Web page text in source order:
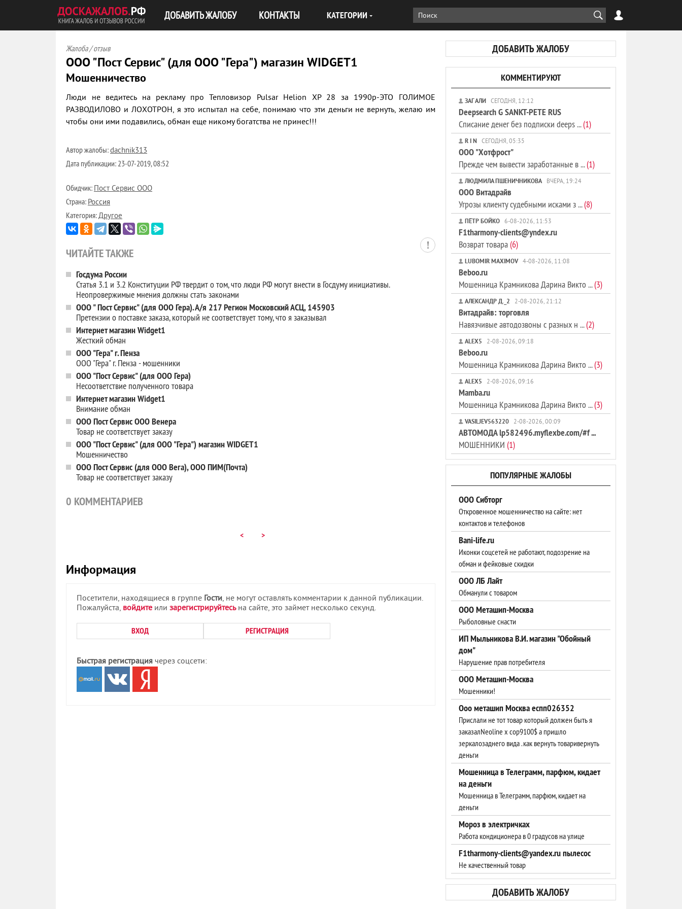
ДОБАВИТЬ ЖАЛОБУ КОНТАКТЫ КАТЕГОРИИ
ДОБАВИТЬ ЖАЛОБУ
Жалоба / отзыв
ООО "Пост Сервис" (для ООО "Гера") магазин WIDGET1
Мошенничество
Люди не ведитесь на рекламу про Тепловизор Pulsar Helion XP 28 за 1990р-ЭТО ГОЛИМОЕ
РАЗВОДИЛОВО и ЛОХОТРОН, я это испытал на себе, понимаю что эти деньги не вернуть, желаю им
чтобы они ими подавились, обман еще никому богатства не принес!!!
Автор жалобы:dachnik313
Дата публикации: 23-07-2019, 08:52
Обидчик:Пост Сервис ООО
Страна:Россия
Категория:Другое
ЧИТАЙТЕ ТАКЖЕ
Госдума России
Статья 3.1 и 3.2 Конституции РФ твердит о том, что люди РФ могут внести в Госдуму инициативы.
Неопровержимые мнения должны стать законами
ООО " Пост Сервис" (для ООО Гера). А/я 217 Регион Московский АСЦ, 145903
Претензии о поставке заказа, который не соответствует тому, что я заказывал
Интернет магазин Widget1
Жесткий обман
ООО "Гера" г. Пенза
ООО "Гера" г. Пенза - мошенники
ООО "Пост Сервис" (для ООО Гера)
Несоответствие полученного товара
Интернет магазин Widget1
Внимание обман
ООО Пост Сервис ООО Венера
Товар не соответствует заказу
ООО "Пост Сервис" (для ООО "Гера") магазин WIDGET1
Мошенничество
ООО Пост Сервис (для ООО Вега), ООО ПИМ(Почта)
Товар не соответствует заказу
0 КОММЕНТАРИЕВ
< >
Информация
Посетители, находящиеся в группе Гости, не могут оставлять комментарии к данной публикации.
Пожалуйста, войдите или зарегистрируйтесьна сайте, это займет несколько секунд.
ВХОД РЕГИСТРАЦИЯ
Быстрая регистрация через соцсети:
КОММЕНТИРУЮТ
ЗАГ АЛИ СЕГОДНЯ, 12:12
Deepsearch G SANKT-PETE RUS
Списание денег без подписки deeps ...(1)
R I N СЕГОДНЯ, 05:35
ООО "Хотфрост"
Прежде чем вывести заработанные в ...(1)
ЛЮДМИЛА ПШЕНИЧНИКОВА ВЧЕРА, 19:24
ООО Витадрайв
Угрозы клиенту судебными исками з ...(8)
ПЁТР БОЙКО 6-08-2026, 11:53
F1tharmony-clients@yndex.ru
Возврат товара(6)
LUBOMIR MAXIMOV 4-08-2026, 11:08
Beboo.ru
Мошенница Крамникова Дарина Викто ...(3)
АЛЕКСАНДР Д._2 2-08-2026, 21:12
Витадрайв: торговля
Навязчивые автодозвоны с разных н ...(2)
ALEX5 2-08-2026, 09:18
Beboo.ru
Мошенница Крамникова Дарина Викто ...(3)
ALEX5 2-08-2026, 09:16
Mamba.ru
Мошенница Крамникова Дарина Викто ...(3)
VASILJEV563220 2-08-2026, 00:09
АВТОМОДА lp582496.myflexbe.com/#f ...
МОШЕННИКИ (1)
ПОПУЛЯРНЫЕ ЖАЛОБЫ
ООО Сибторг
Откровенное мошенничество на сайте: нет
контактов и телефонов
Bani-life.ru
Иконки соцсетей не работают, подозрение на
обман и фейковые скидки
ООО ЛБ Лайт
Обманули с товаром
ООО Меташип-Москва
Рыболовные снасти
ИП Мыльникова В.И. магазин "Обойный
дом"
Нарушение прав потребителя
ООО Меташип-Москва
Мошенники!
Ооо меташип Москва еспп026352
Прислали не тот товар который должен быть я
заказалNeoline x cop9100$ а пришло
зеркалозаднего вида . как вернуть товаривернуть
деньги
Мошенница в Телеграмм, парфюм, кидает
на деньги
Мошенница в Телеграмм, парфюм, кидает на
деньги
Мороз в электричках
Работа кондиционера в 0 градусов на улице
F1tharmony-clients@yandex.ru пылесос
Не качественный товар
ДОБАВИТЬ ЖАЛОБУ